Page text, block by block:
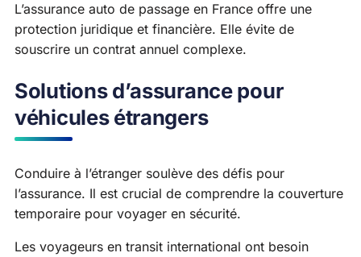
L’assurance auto de passage en France offre une
protection juridique et financière. Elle évite de
souscrire un contrat annuel complexe.
Solutions d’assurance pour
véhicules étrangers
Conduire à l’étranger soulève des défis pour
l’assurance. Il est crucial de comprendre la couverture
temporaire pour voyager en sécurité.
Les voyageurs en transit international ont besoin